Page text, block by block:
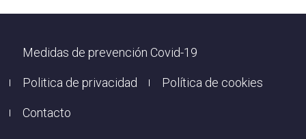
Footer
Medidas de prevención Covid-19
Politica de privacidad Política de cookies
Contacto